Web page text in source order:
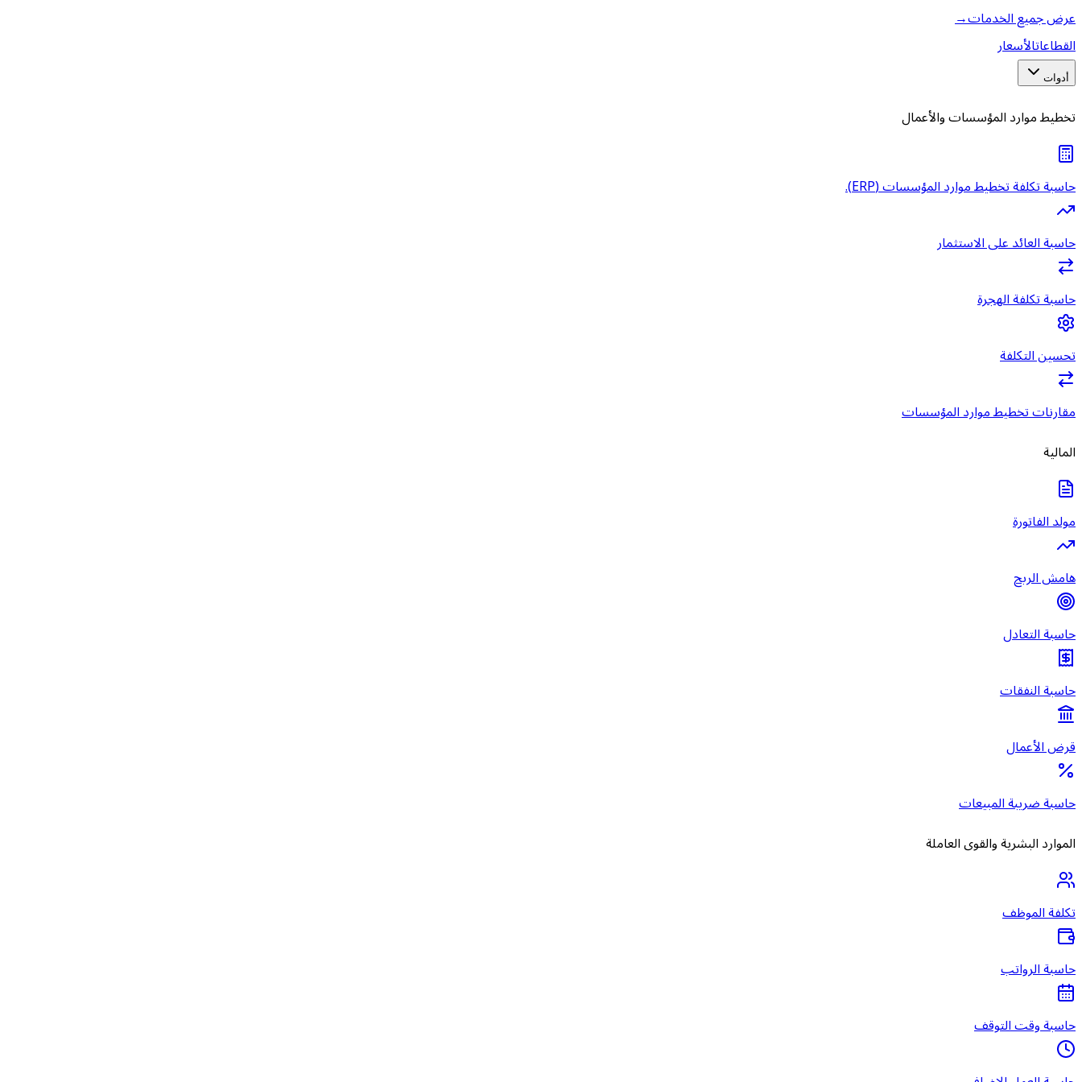
عرض جميع الخدمات→
القطاعاتالأسعار
أدوات
تخطيط موارد المؤسسات والأعمال
حاسبة تكلفة تخطيط موارد المؤسسات (ERP).
حاسبة العائد على الاستثمار
حاسبة تكلفة الهجرة
تحسين التكلفة
مقارنات تخطيط موارد المؤسسات
المالية
مولد الفاتورة
هامش الربح
حاسبة التعادل
حاسبة النفقات
قرض الأعمال
حاسبة ضريبة المبيعات
الموارد البشرية والقوى العاملة
تكلفة الموظف
حاسبة الرواتب
حاسبة وقت التوقف